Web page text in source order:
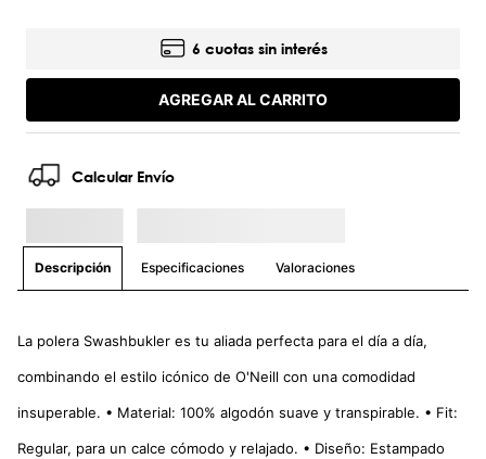
6 cuotas sin interés
AGREGAR AL CARRITO
Calcular Envío
Descripción Especificaciones Valoraciones
La polera Swashbukler es tu aliada perfecta para el día a día,
combinando el estilo icónico de O'Neill con una comodidad
insuperable. • Material: 100% algodón suave y transpirable. • Fit:
Regular, para un calce cómodo y relajado. • Diseño: Estampado